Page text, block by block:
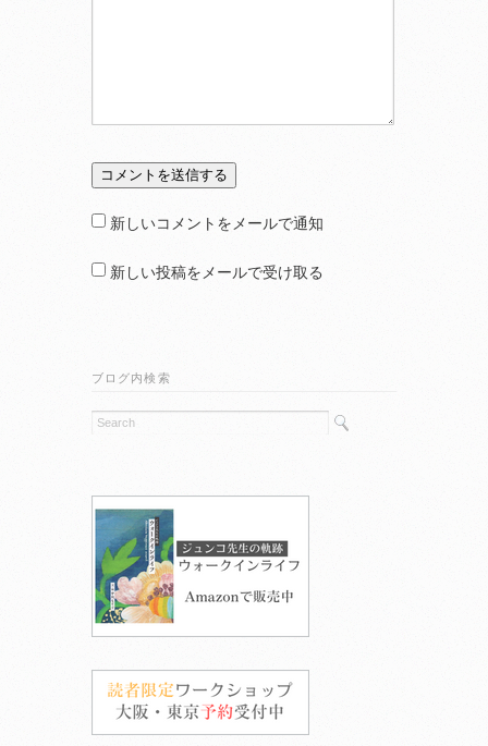
新しいコメントをメールで通知
新しい投稿をメールで受け取る
ブログ内検索